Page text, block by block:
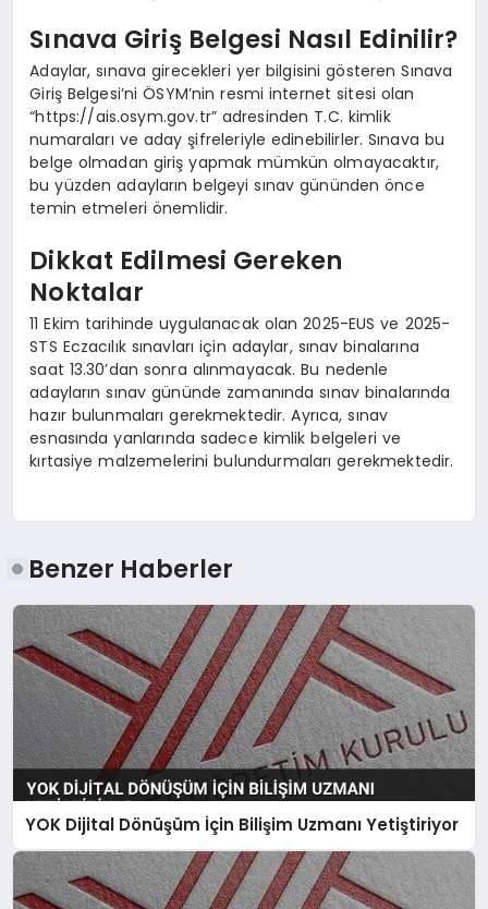
Sınava Giriş Belgesi Nasıl Edinilir?
Adaylar, sınava girecekleri yer bilgisini gösteren Sınava
Giriş Belgesi’ni ÖSYM’nin resmi internet sitesi olan
“https://ais.osym.gov.tr” adresinden T.C. kimlik
numaraları ve aday şifreleriyle edinebilirler. Sınava bu
belge olmadan giriş yapmak mümkün olmayacaktır,
bu yüzden adayların belgeyi sınav gününden önce
temin etmeleri önemlidir.
Dikkat Edilmesi Gereken
Noktalar
11 Ekim tarihinde uygulanacak olan 2025-EUS ve 2025-
STS Eczacılık sınavları için adaylar, sınav binalarına
saat 13.30’dan sonra alınmayacak. Bu nedenle
adayların sınav gününde zamanında sınav binalarında
hazır bulunmaları gerekmektedir. Ayrıca, sınav
esnasında yanlarında sadece kimlik belgeleri ve
kırtasiye malzemelerini bulundurmaları gerekmektedir.
Benzer Haberler
YOK Dijital Dönüşüm İçin Bilişim Uzmanı Yetiştiriyor